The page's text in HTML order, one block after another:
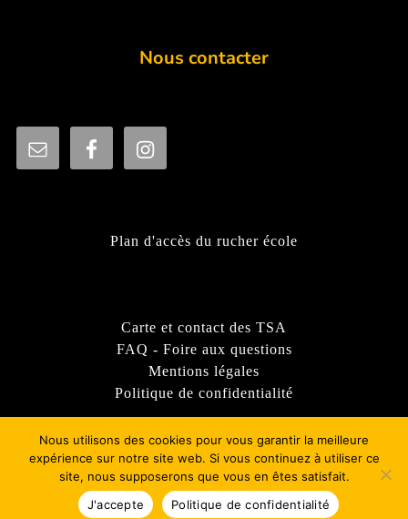
Nous contacter
Plan d'accès du rucher école
Carte et contact des TSA
FAQ - Foire aux questions
Mentions légales
Politique de confidentialité
Thème WordPress Sirat- © 2022 - Syndicat d'apiculture
du Rhône - GDSA69
Nous utilisons des cookies pour vous garantir la meilleure
expérience sur notre site web. Si vous continuez à utiliser ce
site, nous supposerons que vous en êtes satisfait.
J'accepte
Politique de confidentialité